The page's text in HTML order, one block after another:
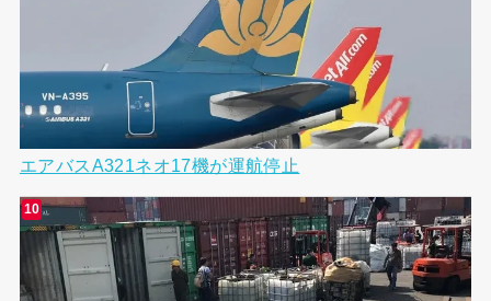
エアバスA321ネオ17機が運航停止